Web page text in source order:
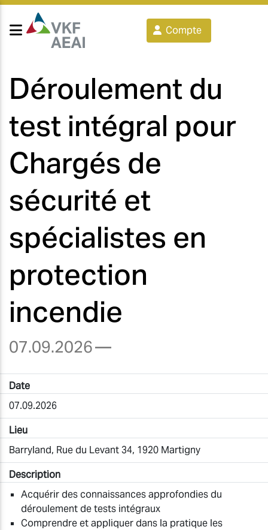
Compte
Déroulement du
test intégral pour
Chargés de
sécurité et
spécialistes en
protection
incendie
07.09.2026—
Date
07.09.2026
Lieu
Barryland, Rue du Levant 34, 1920 Martigny
Description
Acquérir des connaissances approfondies du
déroulement de tests intégraux
Comprendre et appliquer dans la pratique les